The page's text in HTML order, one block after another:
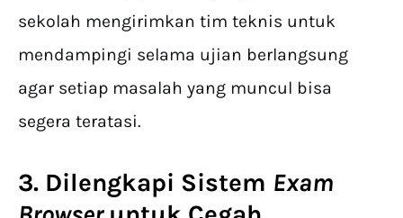
sekolah mengirimkan tim teknis untuk
mendampingi selama ujian berlangsung
agar setiap masalah yang muncul bisa
segera teratasi.
3. Dilengkapi Sistem Exam